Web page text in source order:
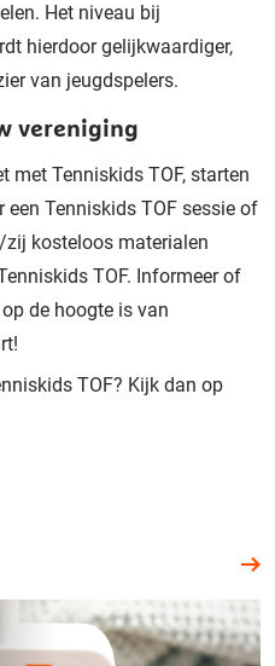
Het niveau bij
hierdoor gelijkwaardiger,
van jeugdspelers.
vereniging
met Tenniskids TOF, starten
Tenniskids TOF sessie of
kosteloos materialen
TOF. Informeer of
de hoogte is van
TOF? Kijk dan op